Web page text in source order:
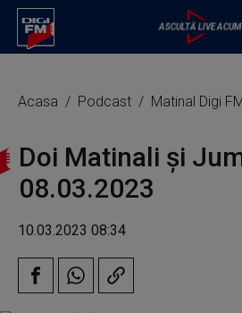
Acasa Podcast Matinal Digi
Doi Matinali și
08.03.2023
10.03.2023 08:34